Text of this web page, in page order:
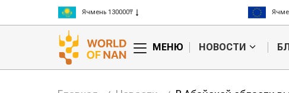
Ячмень 130000₸
Кукуруза 150000₸
Рис 300000₸
Пшеница 3 класс 125000₸МЕНЮ НОВОСТИ